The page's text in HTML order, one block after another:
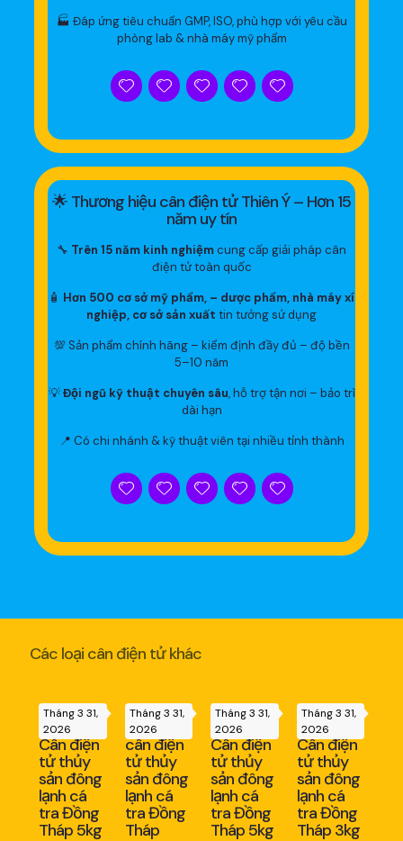
🏭 Đáp ứng tiêu chuẩn GMP, ISO, phù hợp với yêu cầu
phòng lab & nhà máy mỹ phẩm
🌟 Thương hiệu cân điện tử Thiên Ý – Hơn 15
năm uy tín
🔧 Trên 15 năm kinh nghiệmcung cấp giải pháp cân
điện tử toàn quốc
🧴 Hơn 500 cơ sở mỹ phẩm, – dược phẩm, nhà máy xí
nghiệp, cơ sở sản xuất tin tưởng sử dụng
💯 Sản phẩm chính hãng – kiểm định đầy đủ – độ bền
5–10 năm
💡Đội ngũ kỹ thuật chuyên sâu, hỗ trợ tận nơi – bảo trì
dài hạn
📍 Có chi nhánh & kỹ thuật viên tại nhiều tỉnh thành
Các loại cân điện tử khác
Tháng 3 31,
2026
Cân điện
tử thủy
sản đông
lạnh cá
tra Đồng
Tháp 5kg
Tháng 3 31,
2026
cân điện
tử thủy
sản đông
lạnh cá
tra Đồng
Tháp
Tháng 3 31,
2026
Cân điện
tử thủy
sản đông
lạnh cá
tra Đồng
Tháp 5kg
Tháng 3 31,
2026
Cân điện
tử thủy
sản đông
lạnh cá
tra Đồng
Tháp 3kg